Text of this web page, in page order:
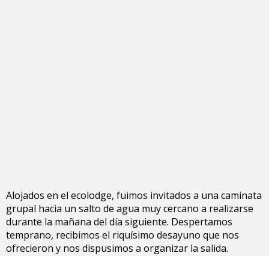
Alojados en el ecolodge, fuimos invitados a una caminata
grupal hacia un salto de agua muy cercano a realizarse
durante la mañana del día siguiente. Despertamos
temprano, recibimos el riquísimo desayuno que nos
ofrecieron y nos dispusimos a organizar la salida.